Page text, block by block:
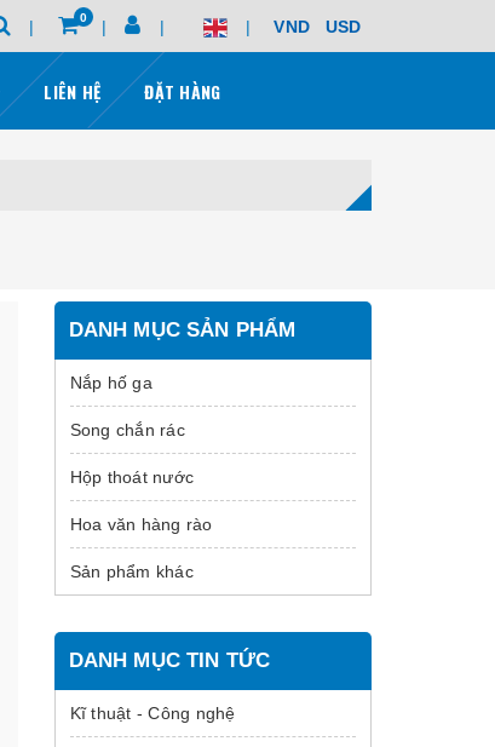
0 VND USD
LIÊN HỆ ĐẶT HÀNG
DANH MỤC SẢN PHẨM
Nắp hố ga
Song chắn rác
Hộp thoát nước
Hoa văn hàng rào
Sản phẩm khác
DANH MỤC TIN TỨC
Kĩ thuật - Công nghệ